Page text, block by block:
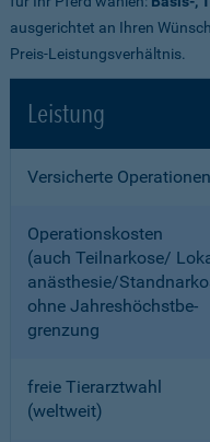
ausgerichtet an Ihren
Preis-Leistungsverhältnis.
Leistung
Versicherte Operationen
Operationskosten
(auch Teilnarkose/
anästhesie/
ohne Jahreshöchstbe­
grenzung
freie Tierarztwahl
(weltweit)